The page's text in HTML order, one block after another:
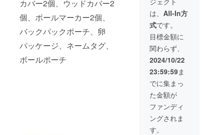
カバー2個、ウッドカバー2
個、ボールマーカー2個、
バックパックポーチ、卵
パッケージ、ネームタグ、
ボールポーチ
い。 ※
ご注文
状況、
使用部
材の供
給状
況、製
造工程
上の都
合等に
より出
荷時期
が遅れ
る場合
があり
ます。
ゴルフ
ティー
、ネー
ムタ
グ、
ボール
マー
カー、
リール
タオル
※デザイ
ン・仕
様は変
更にな
る可能
性もご
は、 All-In方
式です。
目標金額に
関わらず、
2024/10/22
23:59:59ま
でに集まっ
た金額が
ファンディ
ングされま
す。